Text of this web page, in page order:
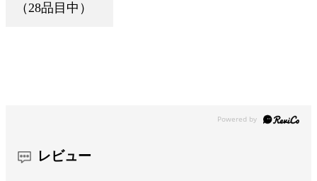
（28品目中）
レビュー